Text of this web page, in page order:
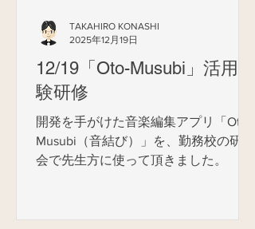
12/19「Oto-Musubi」活用体
験研修
開発を手がけた音楽編集アプリ「Oto-
Musubi（音結び）」を、勤務校の研修
会で先生方に使って頂きました。 （手
TAKAHIRO KONASHI
2025年12月19日